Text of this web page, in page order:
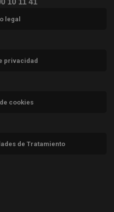
10 11 41
legal
privacidad
cookies
de Tratamiento